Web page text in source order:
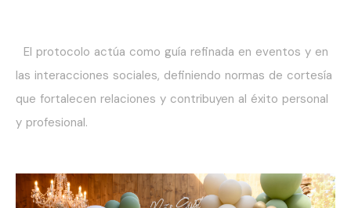
El protocolo actúa como guía refinada en eventos y en
las interacciones sociales, definiendo normas de cortesía
que fortalecen relaciones y contribuyen al éxito personal
y profesional.